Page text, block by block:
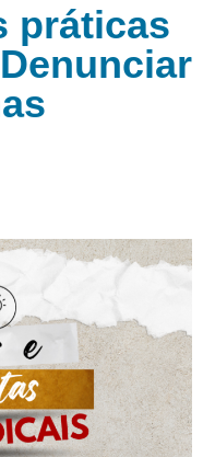
práticas